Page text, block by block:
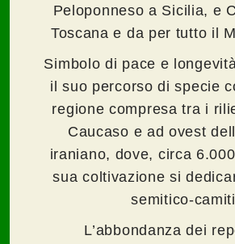
Peloponneso a Sicilia, e
Toscana e da per tutto il
Simbolo di pace e
il suo percorso di specie
regione compresa tra i
Caucaso e ad ovest
iraniano, dove, circa
sua coltivazione si
semitico-
L’abbondanza dei